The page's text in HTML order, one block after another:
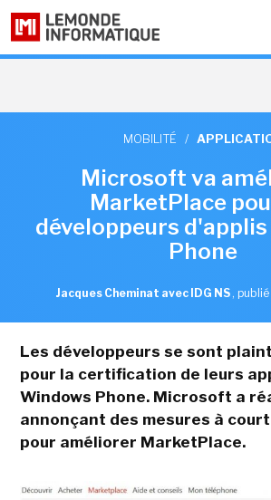
MOBILITÉ /
Microsoft va
MarketPlace
développeurs
Phone
Jacques Cheminat avec IDG NS , publié
Les développeurs se sont
pour la certification de leurs
Windows Phone. Microsoft a
annonçant des mesures à
pour améliorer MarketPlace.